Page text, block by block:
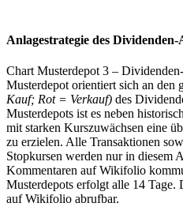
Anlagestrategie des
Chart Musterdepot 3 –
Musterdepot orientiert sich an den
Kauf; Rot = Verkauf) des
Musterdepots ist es neben
mit starken Kurszuwächsen eine
zu erzielen. Alle Transaktionen
Stopkursen werden nur in diesem
Kommentaren auf Wikifolio
Musterdepots erfolgt alle 14 Tage.
auf Wikifolio abrufbar.